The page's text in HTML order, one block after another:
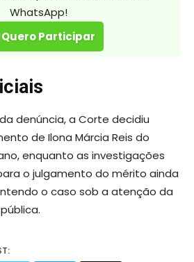
WhatsApp!
Quero Participar
denúncia, a Corte decidiu
de Ilona Márcia Reis do
enquanto as investigações
o julgamento do mérito ainda
o caso sob a atenção da